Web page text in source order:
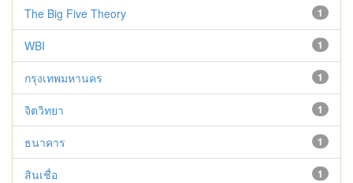
1
The Big Five Theory
1
WBI
1
กรุงเทพมหานคร
1
จิตวิทยา
1
ธนาคาร
1
สินเชื่อ